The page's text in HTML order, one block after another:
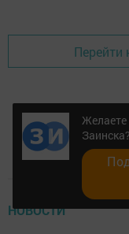
Перейти
НОВОСТИ
Желаете
Заинска?